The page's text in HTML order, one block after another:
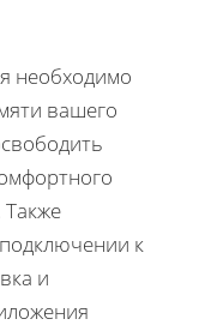
необходимо
вашего
к
и